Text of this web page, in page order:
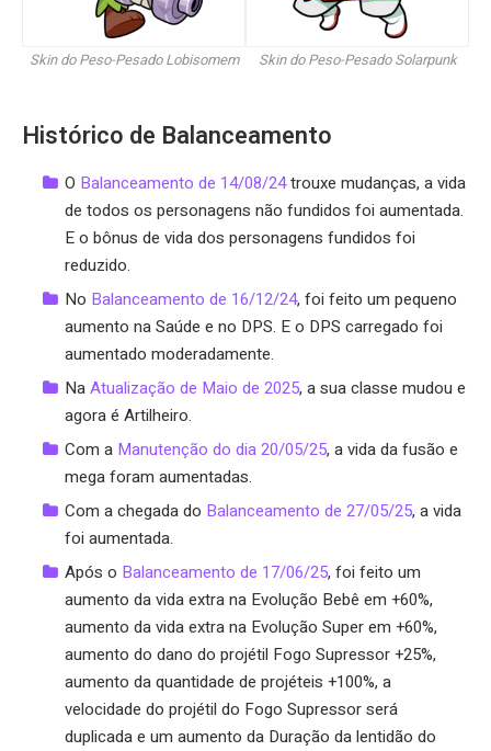
Skin do Peso-Pesado Lobisomem Skin do Peso-Pesado Solarpunk
Histórico de Balanceamento
O Balanceamento de 14/08/24trouxe mudanças, a vida
de todos os personagens não fundidos foi aumentada.
E o bônus de vida dos personagens fundidos foi
reduzido.
No Balanceamento de 16/12/24, foi feito um pequeno
aumento na Saúde e no DPS. E o DPS carregado foi
aumentado moderadamente.
NaAtualização de Maio de 2025, a sua classe mudou e
agora é Artilheiro.
Com a Manutenção do dia 20/05/25, a vida da fusão e
mega foram aumentadas.
Com a chegada do Balanceamento de 27/05/25, a vida
foi aumentada.
Após o Balanceamento de 17/06/25, foi feito um
aumento da vida extra na Evolução Bebê em +60%,
aumento da vida extra na Evolução Super em +60%,
aumento do dano do projétil Fogo Supressor +25%,
aumento da quantidade de projéteis +100%, a
velocidade do projétil do Fogo Supressor será
duplicada e um aumento da Duração da lentidão do